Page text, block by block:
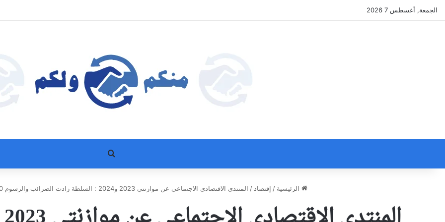
الجمعة, أغسطس 7 2026
بحث عن
الرئيسية / إقتصاد / المنتدى الاقتصادي الاجتماعي عن موازنتي 2023 و2024 : السلطة زادت الضرائب والرسوم 760% وتخلت عن عملتها الوطنية